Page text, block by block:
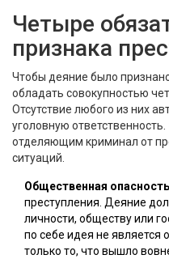
Четыре
признака
Чтобы деяние было
обладать совокупностью
Отсутствие любого из них
уголовную
отделяющим криминал от
ситуаций.
Общественная
преступления. Деяние
личности, обществу или
по себе идея не является
только то, что вышло